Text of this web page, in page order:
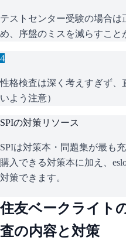
テストセンター受験の場合
め、序盤のミスを減らすこと
4
性格検査は深く考えすぎず
いよう注意）
SPIの対策リソース
SPIは対策本・問題集が最も
購入できる対策本に加え、
対策できます。
住友ベークライト
査の内容と対策